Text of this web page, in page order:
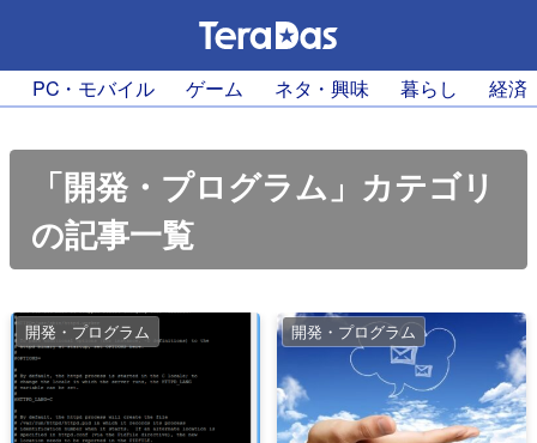
PC・モバイル ゲーム ネタ・興味 暮らし 経済
「開発・プログラム」カテゴリ
の記事一覧
開発・プログラム 開発・プログラム